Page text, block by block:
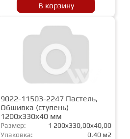
В корзину
9022-11503-2247 Пастель,
Обшивка (ступень)
1200х330х40 мм
Размер:
1 200x330,00x40,00
Упаковка:
0.40 м2